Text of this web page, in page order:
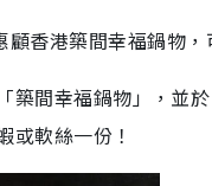
香港築間幸福鍋物，
築間幸福鍋物」，並於
或軟絲一份！